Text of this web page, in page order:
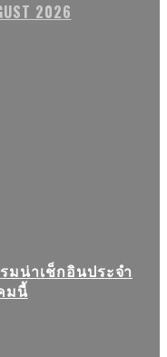
2026
รมน่าเช็กอินประจำ
มนี้